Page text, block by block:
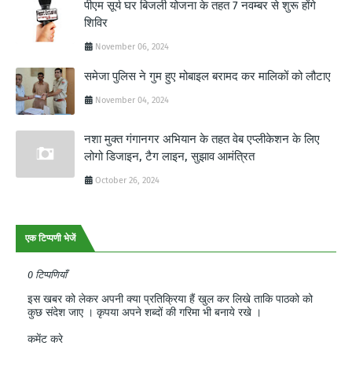
पीएम सूर्य घर बिजली योजना के तहत 7 नवम्बर से शुरू होंगे
शिविर
November 06, 2024
समेजा पुलिस ने गुम हुए मोबाइल बरामद कर मालिकों को लौटाए
November 04, 2024
नशा मुक्त गंगानगर अभियान के तहत वेब एप्लीकेशन के लिए
लोगो डिजाइन, टैग लाइन, सुझाव आमंत्रित
October 26, 2024
एक टिप्पणी भेजें
0 टिप्पणियाँ
इस खबर को लेकर अपनी क्या प्रतिक्रिया हैं खुल कर लिखे ताकि पाठको को
कुछ संदेश जाए । कृपया अपने शब्दों की गरिमा भी बनाये रखे ।
कमेंट करे